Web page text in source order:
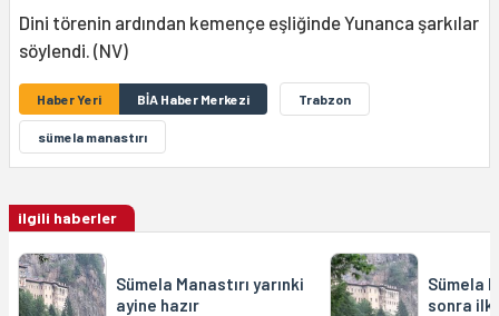
Dini törenin ardından kemençe eşliğinde Yunanca şarkılar
söylendi. (NV)
Haber Yeri BİA Haber Merkezi Trabzon
sümela manastırı
ilgili haberler
Sümela Manastırı yarınki
ayine hazır
Sümela
sonra ilk